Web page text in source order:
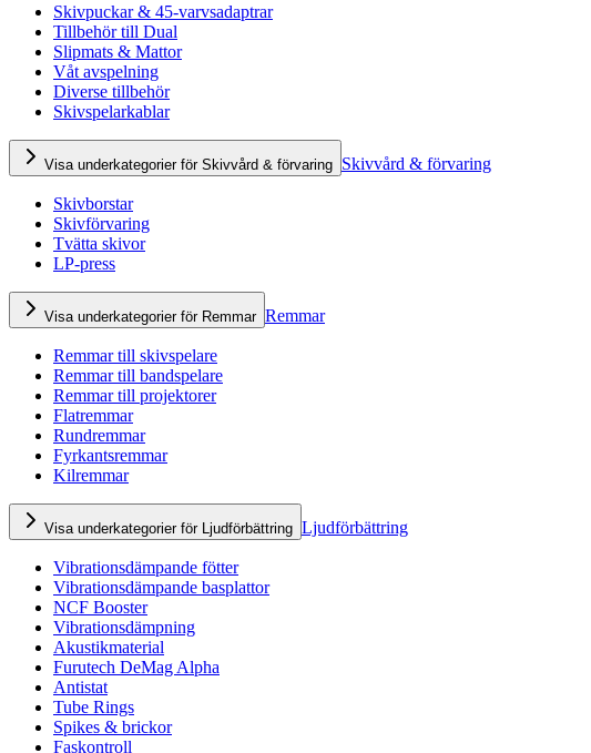
Skivpuckar & 45-varvsadaptrar
Tillbehör till Dual
Slipmats & Mattor
Våt avspelning
Diverse tillbehör
Skivspelarkablar
Visa underkategorier för Skivvård & förvaring Skivvård & förvaring
Skivborstar
Skivförvaring
Tvätta skivor
LP-press
Visa underkategorier för Remmar Remmar
Remmar till skivspelare
Remmar till bandspelare
Remmar till projektorer
Flatremmar
Rundremmar
Fyrkantsremmar
Kilremmar
Visa underkategorier för Ljudförbättring Ljudförbättring
Vibrationsdämpande fötter
Vibrationsdämpande basplattor
NCF Booster
Vibrationsdämpning
Akustikmaterial
Furutech DeMag Alpha
Antistat
Tube Rings
Spikes & brickor
Faskontroll